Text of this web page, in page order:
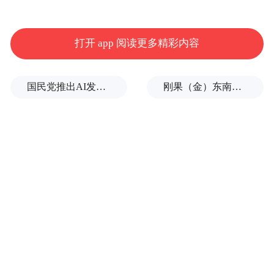
100% 覆盖”，支持施工道路、无车道线道
打开 app 阅读更多精彩内容
国民党推出AI发言人“郑小文”迎战民进党 刚果（金）东南部中资企业钴产品铀含量超标？官方回应